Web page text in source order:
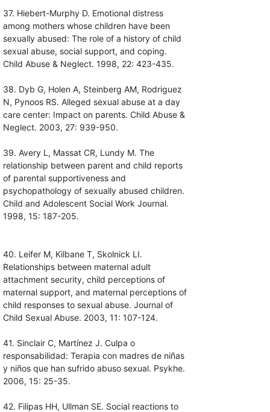
37. Hiebert-Murphy D. Emotional distress
among mothers whose children have been
sexually abused: The role of a history of child
sexual abuse, social support, and coping.
Child Abuse & Neglect. 1998, 22: 423-435.
38. Dyb G, Holen A, Steinberg AM, Rodriguez
N, Pynoos RS. Alleged sexual abuse at a day
care center: Impact on parents. Child Abuse &
Neglect. 2003, 27: 939-950.
39. Avery L, Massat CR, Lundy M. The
relationship between parent and child reports
of parental supportiveness and
psychopathology of sexually abused children.
Child and Adolescent Social Work Journal.
1998, 15: 187-205.
40. Leifer M, Kilbane T, Skolnick LI.
Relationships between maternal adult
attachment security, child perceptions of
maternal support, and maternal perceptions of
child responses to sexual abuse. Journal of
Child Sexual Abuse. 2003, 11: 107-124.
41. Sinclair C, Martínez J. Culpa o
responsabilidad: Terapia con madres de niñas
y niños que han sufrido abuso sexual. Psykhe.
2006, 15: 25-35.
42. Filipas HH, Ullman SE. Social reactions to